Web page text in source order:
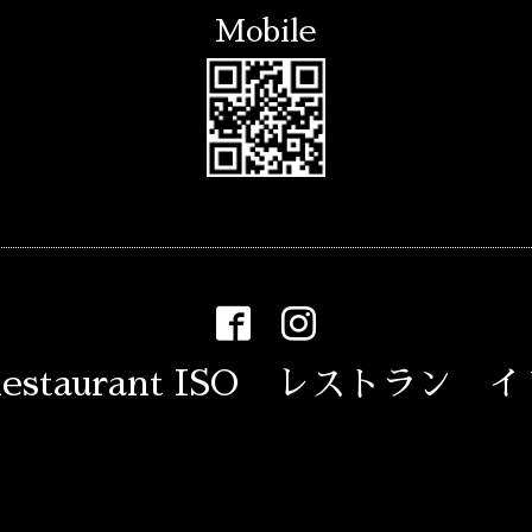
Mobile
ISO レストラン イ